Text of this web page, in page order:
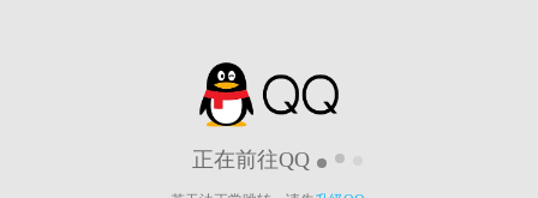
正在前往QQ